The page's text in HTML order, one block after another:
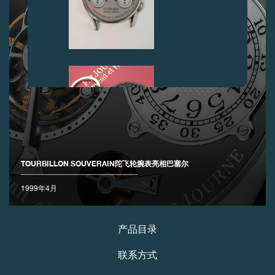
TOURBILLON SOUVERAIN陀飞轮腕表亮相巴塞尔
1999年4月
产品目录
联系方式
伪冒品